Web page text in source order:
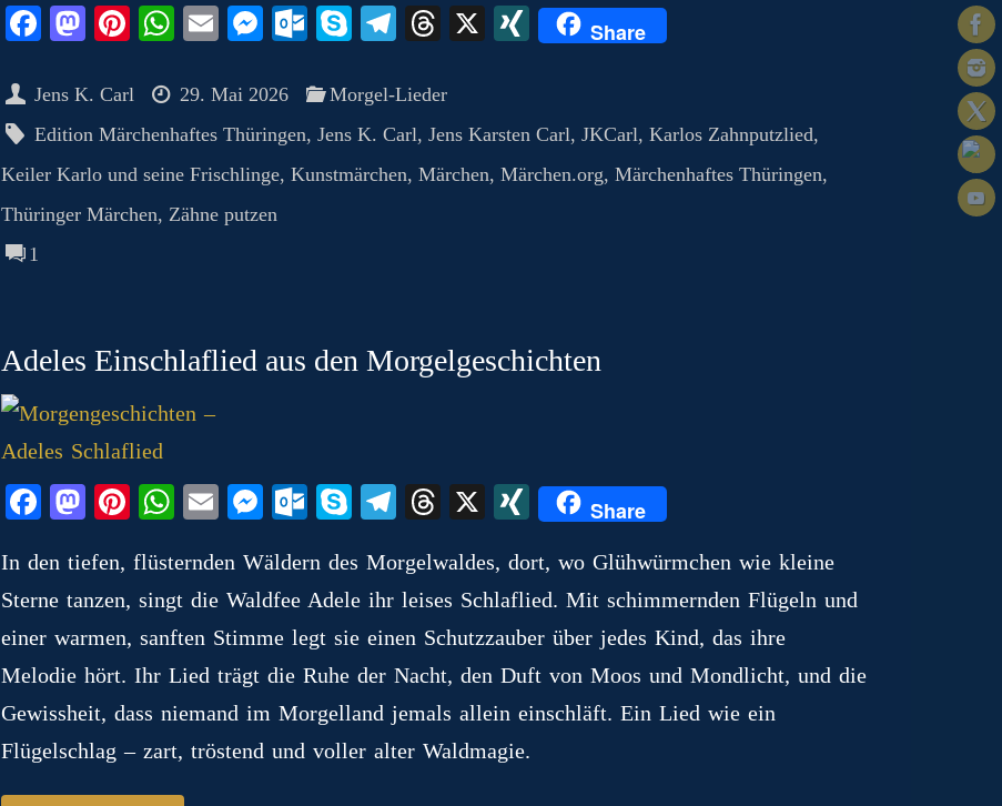
Fa
bo
ok
M
to
do
n
Pi
er
es
t
W
ts
A
pp
E
ail
M
se
ng
er
O
lo
ok
.c
S
pe
Te
gr
a
m
T
ea
ds
X
X
G
Share
Jens K. Carl 29. Mai 2026
Morgel-Lieder
Edition Märchenhaftes Thüringen, Jens K. Carl, Jens Karsten Carl, JKCarl, Karlos Zahnputzlied,
Keiler Karlo und seine Frischlinge, Kunstmärchen, Märchen, Märchen.org, Märchenhaftes Thüringen,
Thüringer Märchen, Zähne putzen
1
Adeles Einschlaflied aus den Morgelgeschichten
Fa
bo
ok
M
to
do
n
Pi
er
es
t
W
ts
A
pp
E
ail
M
se
ng
er
O
lo
ok
.c
o
m
S
pe
Te
gr
a
m
T
ea
ds
X
X
N
G
Share
In den tiefen, flüsternden Wäldern des Morgelwaldes, dort, wo Glühwürmchen wie kleine
Sterne tanzen, singt die Waldfee Adele ihr leises Schlaflied. Mit schimmernden Flügeln und
einer warmen, sanften Stimme legt sie einen Schutzzauber über jedes Kind, das ihre
Melodie hört. Ihr Lied trägt die Ruhe der Nacht, den Duft von Moos und Mondlicht, und die
Gewissheit, dass niemand im Morgelland jemals allein einschläft. Ein Lied wie ein
Flügelschlag – zart, tröstend und voller alter Waldmagie.